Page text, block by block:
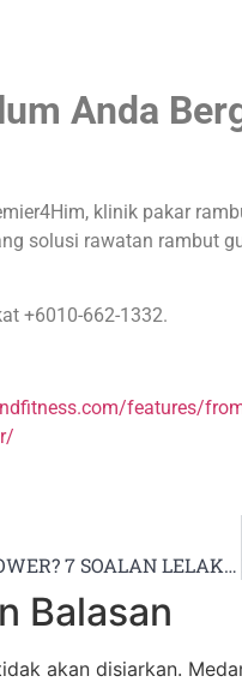
Anda
klinik pakar
solusi rawatan rambut
+6010-662-1332.
features/
SUNAT BIKIN POWER? 7 SOALAN LELAKI MALU TANYA TERJAWAB!
Balasan
akan disiarkan.